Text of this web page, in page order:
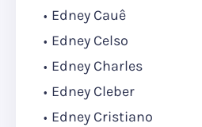
Edney Cauê
Edney Celso
Edney Charles
Edney Cleber
Edney Cristiano